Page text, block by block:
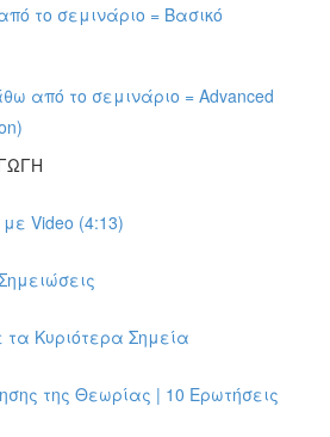
το σεμινάριο = Βασικό
από το σεμινάριο = Advanced
Video (4:13)
Κυριότερα Σημεία
της Θεωρίας | 10 Ερωτήσεις